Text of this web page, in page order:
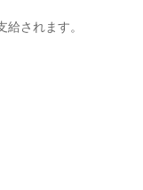
されます。